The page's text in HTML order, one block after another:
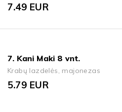
7.49 EUR
7. Kani Maki 8 vnt.
Krabų lazdelės, majonezas
5.79 EUR